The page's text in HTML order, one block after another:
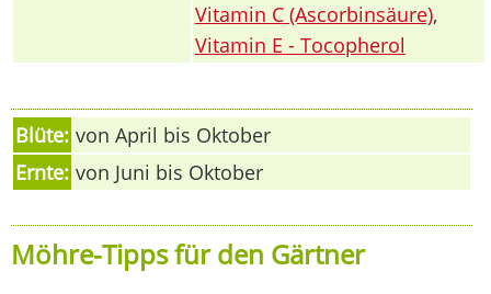
Vitamin C (Ascorbinsäure),
Vitamin E - Tocopherol
Blüte: von April bis Oktober
Ernte: von Juni bis Oktober
Möhre-Tipps für den Gärtner